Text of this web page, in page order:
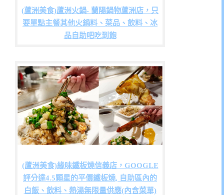
(蘆洲美食)蘆洲火鍋- 蘭陽鍋物蘆洲店，只
要單點主餐其他火鍋料、菜品、飲料、冰
品自助吧吃到飽
(蘆洲美食)緣味鐵板燒信義店，GOOGLE
評分達4.5顆星的平價鐵板燒, 自助區內的
白飯、飲料、熱湯無限量供應(內含菜單)